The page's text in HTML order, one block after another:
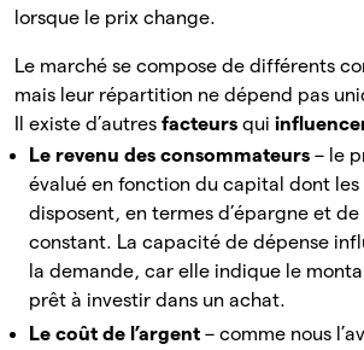
lorsque le prix change.
Le marché se compose de différents
mais leur répartition ne dépend pas
Il existe d’autres facteurs qui
Le revenu des consommateurs – le
évalué en fonction du capital dont les
disposent, en termes d’épargne et de
constant. La capacité de dépense
la demande, car elle indique le
prêt à investir dans un achat.
Le coût de l’argent – comme nous